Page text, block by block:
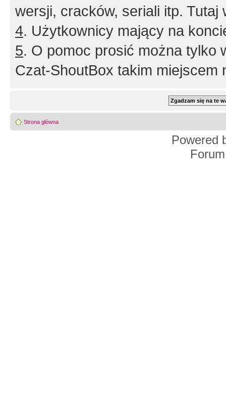
wersji, cracków, seriali itp. Tutaj
4. Użytkownicy mający na
5. O pomoc prosić można tylko
Czat-ShoutBox takim miejscem
Strona główna
Powered